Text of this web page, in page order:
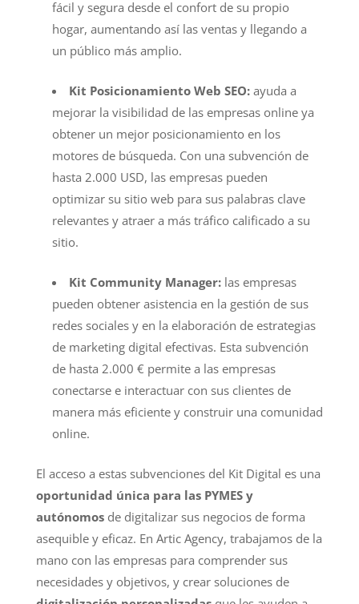
fácil y segura desde el confort de su propio
hogar, aumentando así las ventas y llegando a
un público más amplio.
Kit Posicionamiento Web SEO: ayuda a
mejorar la visibilidad de las empresas online ya
obtener un mejor posicionamiento en los
motores de búsqueda. Con una subvención de
hasta 2.000 USD, las empresas pueden
optimizar su sitio web para sus palabras clave
relevantes y atraer a más tráfico calificado a su
sitio.
Kit Community Manager:las empresas
pueden obtener asistencia en la gestión de sus
redes sociales y en la elaboración de estrategias
de marketing digital efectivas. Esta subvención
de hasta 2.000 € permite a las empresas
conectarse e interactuar con sus clientes de
manera más eficiente y construir una comunidad
online.
El acceso a estas subvenciones del Kit Digital es una
oportunidad única para las PYMES y
autónomosde digitalizar sus negocios de forma
asequible y eficaz. En Artic Agency, trabajamos de la
mano con las empresas para comprender sus
necesidades y objetivos, y crear soluciones de